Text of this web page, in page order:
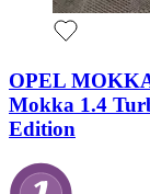
OPEL
Mokka 1.4
Edition